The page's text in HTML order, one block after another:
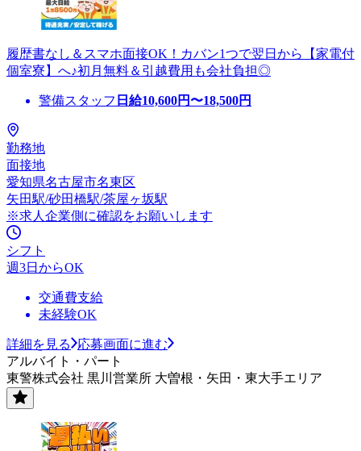
履歴書なし＆スマホ面接OK！カバン1つで翌日から【家電付
個室寮】へ♪初月無料＆引越費用も会社負担◎
警備スタッフ 日給10,600円〜18,500円
勤務地
面接地
愛知県名古屋市名東区
矢田駅/砂田橋駅/茶屋ヶ坂駅
※求人企業側に確認をお願いします
シフト
週3日からOK
交通費支給
未経験OK
詳細を見る
応募画面に進む
アルバイト・パート
東警株式会社 黒川営業所 大曽根・矢田・東大手エリア